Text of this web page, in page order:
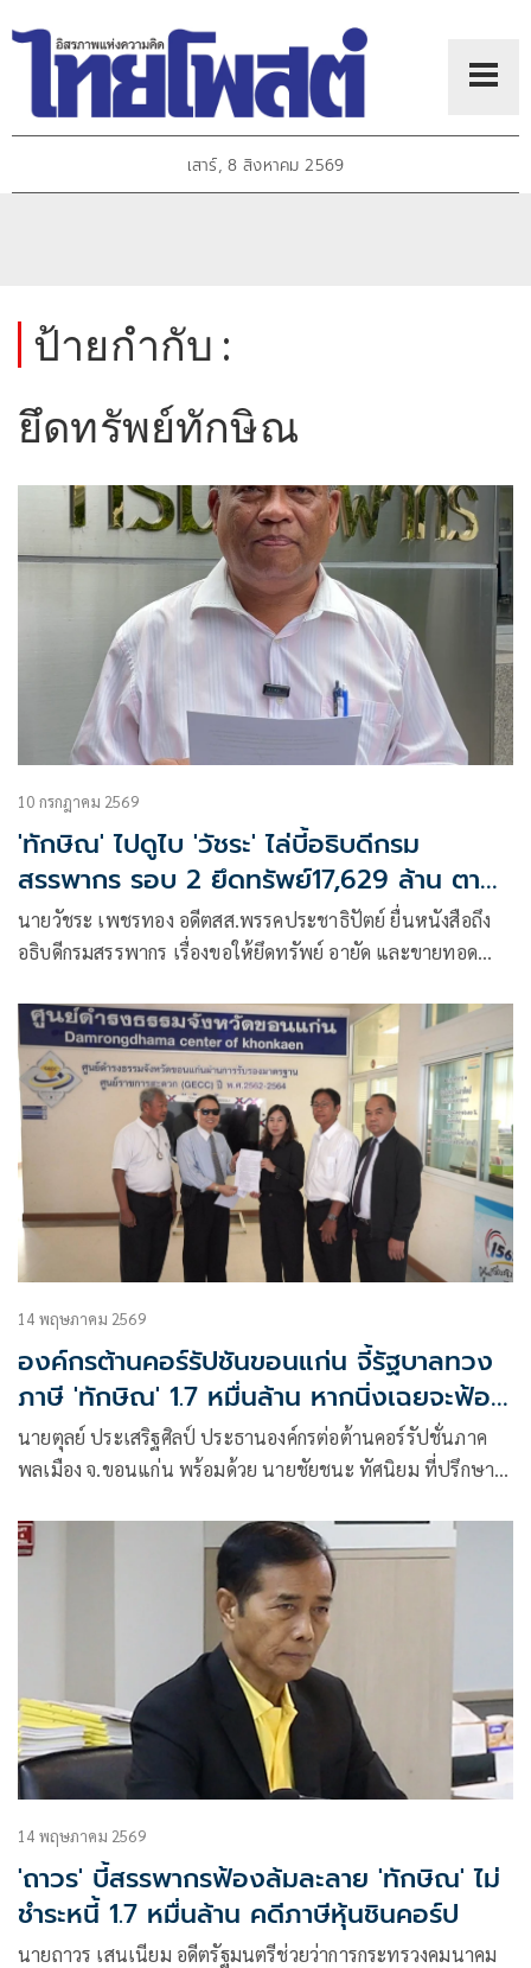
เสาร์, 8 สิงหาคม 2569
ป้ายกำกับ :
ยึดทรัพย์ทักษิณ
10 กรกฎาคม 2569
'ทักษิณ' ไปดูไบ 'วัชระ' ไล่บี้อธิบดีกรม
สรรพากร รอบ 2 ยึดทรัพย์17,629 ล้าน ตาม
คำพิพากษา
นายวัชระ เพชรทอง อดีตสส.พรรคประชาธิปัตย์ ยื่นหนังสือถึง
อธิบดีกรมสรรพากร เรื่องขอให้ยึดทรัพย์ อายัด และขายทอด
14 พฤษภาคม 2569
องค์กรต้านคอร์รัปชันขอนแก่น จี้รัฐบาลทวง
ภาษี 'ทักษิณ' 1.7 หมื่นล้าน หากนิ่งเฉยจะฟ้อง
เอาผิดนายกฯ ม.157
นายตุลย์ ประเสริฐศิลป์ ประธานองค์กรต่อต้านคอร์รัปชั่นภาค
พลเมือง จ.ขอนแก่น พร้อมด้วย นายชัยชนะ ทัศนิยม ที่ปรึกษา
ต่อศูนย์ดำรงธรรม ส่งถึง นายอนุทิน ชาญวีรกุล นายกรัฐมนตรี
และ รมว.มหาดไทย ใ
14 พฤษภาคม 2569
'ถาวร' บี้สรรพากรฟ้องล้มละลาย 'ทักษิณ' ไม่
ชำระหนี้ 1.7 หมื่นล้าน คดีภาษีหุ้นชินคอร์ป
นายถาวร เสนเนียม อดีตรัฐมนตรีช่วยว่าการกระทรวงคมนาคม